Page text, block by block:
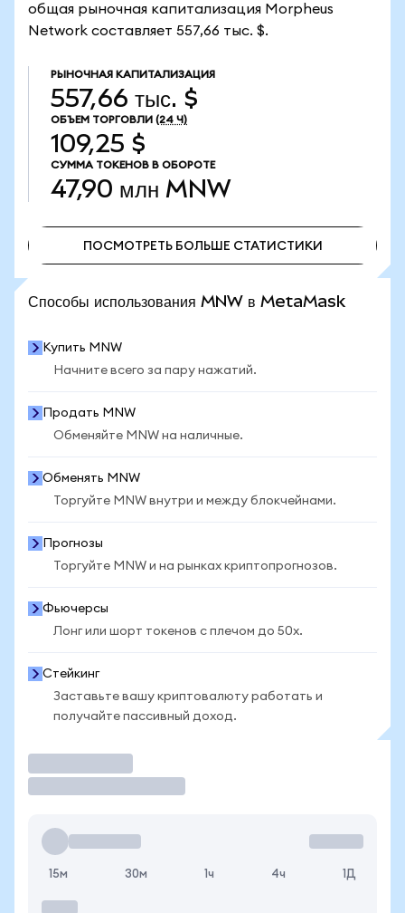
общая рыночная капитализация Morpheus
Network составляет 557,66 тыс. $.
РЫНОЧНАЯ КАПИТАЛИЗАЦИЯ
557,66 тыс. $
ОБЪЕМ ТОРГОВЛИ (24 Ч)
109,25 $
СУММА ТОКЕНОВ В ОБОРОТЕ
47,90 млн MNW
ПОСМОТРЕТЬ БОЛЬШЕ СТАТИСТИКИ
Способы использования MNW в MetaMask
Купить MNW
Начните всего за пару нажатий.
Продать MNW
Обменяйте MNW на наличные.
Обменять MNW
Торгуйте MNW внутри и между блокчейнами.
Прогнозы
Торгуйте MNW и на рынках криптопрогнозов.
Фьючерсы
Лонг или шорт токенов с плечом до 50x.
Стейкинг
Заставьте вашу криптовалюту работать и
получайте пассивный доход.
15м 30м 1ч 4ч 1Д